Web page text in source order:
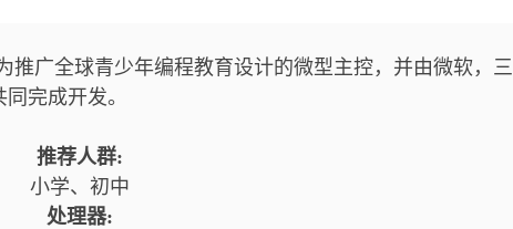
推广全球青少年编程教育设计的微型主控，并由微软，三
完成开发。
推荐人群:
小学、初中
处理器: